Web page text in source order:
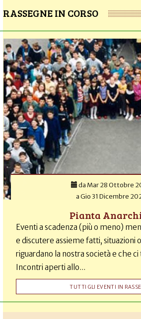
RASSEGNE IN CORSO
da Mar 28 Ottobre
aGio 31 Dicembre
Pianta
Eventi a scadenza (più o meno)
e discutere assieme fatti, situazioni
riguardano la nostra società e che
Incontri aperti allo...
TUTTI GLI EVENTI IN